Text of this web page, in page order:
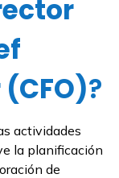
?
actividades
la planificación
de